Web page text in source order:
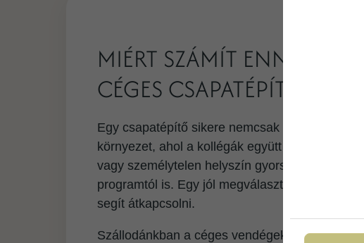
MIÉRT SZÁMÍT ENNYIT A
CÉGES CSAPATÉPÍTŐNÉL?
Egy csapatépítő sikere nemcsak a programon
környezet, ahol a kollégák együtt töltik az időt.
vagy személytelen helyszín gyorsan elveszi a
programtól is. Egy jól megválasztott hotel
segít átkapcsolni.
Szállodánkban a céges vendégek nem egy